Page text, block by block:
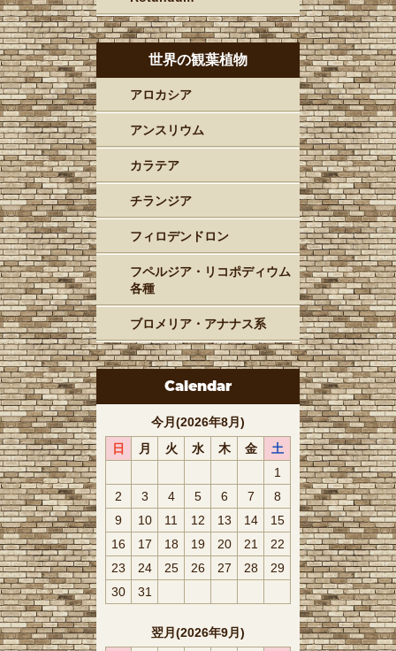
世界の観葉植物
アロカシア
アンスリウム
カラテア
チランジア
フィロデンドロン
フペルジア・リコポディウム
各種
ブロメリア・アナナス系
Calendar
今月(2026年8月)
日
月 火 水 木 金
土
1
2
3 4 5 6 7
8
9
10 11 12 13 14
15
16
17 18 19 20 21
22
23
24 25 26 27 28
29
30
31
翌月(2026年9月)